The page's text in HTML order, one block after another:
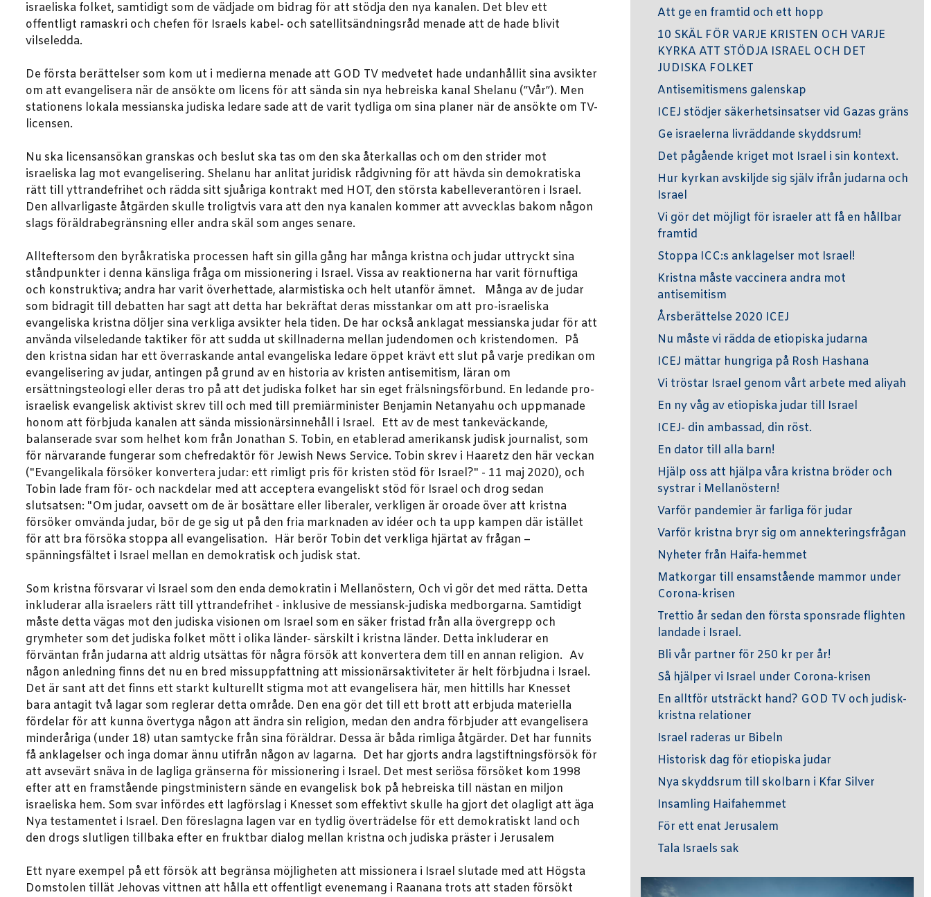
israeliska folket, samtidigt som de vädjade om bidrag för att stödja den nya kanalen. Det blev ett
offentligt ramaskri och chefen för Israels kabel- och satellitsändningsråd menade att de hade blivit
vilseledda.
De första berättelser som kom ut i medierna menade att GOD TV medvetet hade undanhållit sina avsikter
om att evangelisera när de ansökte om licens för att sända sin nya hebreiska kanal Shelanu (”Vår”). Men
stationens lokala messianska judiska ledare sade att de varit tydliga om sina planer när de ansökte om TV-
licensen.
Nu ska licensansökan granskas och beslut ska tas om den ska återkallas och om den strider mot
israeliska lag mot evangelisering. Shelanu har anlitat juridisk rådgivning för att hävda sin demokratiska
rätt till yttrandefrihet och rädda sitt sjuåriga kontrakt med HOT, den största kabelleverantören i Israel.
Den allvarligaste åtgärden skulle troligtvis vara att den nya kanalen kommer att avvecklas bakom någon
slags föräldrabegränsning eller andra skäl som anges senare.
Allteftersom den byråkratiska processen haft sin gilla gång har många kristna och judar uttryckt sina
ståndpunkter i denna känsliga fråga om missionering i Israel. Vissa av reaktionerna har varit förnuftiga
och konstruktiva; andra har varit överhettade, alarmistiska och helt utanför ämnet. Många av de judar
som bidragit till debatten har sagt att detta har bekräftat deras misstankar om att pro-israeliska
evangeliska kristna döljer sina verkliga avsikter hela tiden. De har också anklagat messianska judar för att
använda vilseledande taktiker för att sudda ut skillnaderna mellan judendomen och kristendomen. På
den kristna sidan har ett överraskande antal evangeliska ledare öppet krävt ett slut på varje predikan om
evangelisering av judar, antingen på grund av en historia av kristen antisemitism, läran om
ersättningsteologi eller deras tro på att det judiska folket har sin eget frälsningsförbund. En ledande pro-
israelisk evangelisk aktivist skrev till och med till premiärminister Benjamin Netanyahu och uppmanade
honom att förbjuda kanalen att sända missionärsinnehåll i Israel. Ett av de mest tankeväckande,
balanserade svar som helhet kom från Jonathan S. Tobin, en etablerad amerikansk judisk journalist, som
för närvarande fungerar som chefredaktör för Jewish News Service. Tobin skrev i Haaretz den här veckan
("Evangelikala försöker konvertera judar: ett rimligt pris för kristen stöd för Israel?" - 11 maj 2020), och
Tobin lade fram för- och nackdelar med att acceptera evangeliskt stöd för Israel och drog sedan
slutsatsen: "Om judar, oavsett om de är bosättare eller liberaler, verkligen är oroade över att kristna
försöker omvända judar, bör de ge sig ut på den fria marknaden av idéer och ta upp kampen där istället
för att bra försöka stoppa all evangelisation. Här berör Tobin det verkliga hjärtat av frågan –
spänningsfältet i Israel mellan en demokratisk och judisk stat.
Som kristna försvarar vi Israel som den enda demokratin i Mellanöstern, Och vi gör det med rätta. Detta
inkluderar alla israelers rätt till yttrandefrihet - inklusive de messiansk-judiska medborgarna. Samtidigt
måste detta vägas mot den judiska visionen om Israel som en säker fristad från alla övergrepp och
grymheter som det judiska folket mött i olika länder- särskilt i kristna länder. Detta inkluderar en
förväntan från judarna att aldrig utsättas för några försök att konvertera dem till en annan religion. Av
någon anledning finns det nu en bred missuppfattning att missionärsaktiviteter är helt förbjudna i Israel.
Det är sant att det finns ett starkt kulturellt stigma mot att evangelisera här, men hittills har Knesset
bara antagit två lagar som reglerar detta område. Den ena gör det till ett brott att erbjuda materiella
fördelar för att kunna övertyga någon att ändra sin religion, medan den andra förbjuder att evangelisera
minderåriga (under 18) utan samtycke från sina föräldrar. Dessa är båda rimliga åtgärder. Det har funnits
få anklagelser och inga domar ännu utifrån någon av lagarna. Det har gjorts andra lagstiftningsförsök för
att avsevärt snäva in de lagliga gränserna för missionering i Israel. Det mest seriösa försöket kom 1998
efter att en framstående pingstministern sände en evangelisk bok på hebreiska till nästan en miljon
israeliska hem. Som svar infördes ett lagförslag i Knesset som effektivt skulle ha gjort det olagligt att äga
Nya testamentet i Israel. Den föreslagna lagen var en tydlig överträdelse för ett demokratiskt land och
den drogs slutligen tillbaka efter en fruktbar dialog mellan kristna och judiska präster i Jerusalem
Ett nyare exempel på ett försök att begränsa möjligheten att missionera i Israel slutade med att Högsta
Domstolen tillät Jehovas vittnen att hålla ett offentligt evenemang i Raanana trots att staden försökt
Att ge en framtid och ett hopp
10 SKÄL FÖR VARJE KRISTEN OCH VARJE
KYRKA ATT STÖDJA ISRAEL OCH DET
JUDISKA FOLKET
Antisemitismens galenskap
ICEJ stödjer säkerhetsinsatser vid Gazas gräns
Ge israelerna livräddande skyddsrum!
Det pågående kriget mot Israel i sin kontext.
Hur kyrkan avskiljde sig själv ifrån judarna och
Israel
Vi gör det möjligt för israeler att få en hållbar
framtid
Stoppa ICC:s anklagelser mot Israel!
Kristna måste vaccinera andra mot
antisemitism
Årsberättelse 2020 ICEJ
Nu måste vi rädda de etiopiska judarna
ICEJ mättar hungriga på Rosh Hashana
Vi tröstar Israel genom vårt arbete med aliyah
En ny våg av etiopiska judar till Israel
ICEJ- din ambassad, din röst.
En dator till alla barn!
Hjälp oss att hjälpa våra kristna bröder och
systrar i Mellanöstern!
Varför pandemier är farliga för judar
Varför kristna bryr sig om annekteringsfrågan
Nyheter från Haifa-hemmet
Matkorgar till ensamstående mammor under
Corona-krisen
Trettio år sedan den första sponsrade flighten
landade i Israel.
Bli vår partner för 250 kr per år!
Så hjälper vi Israel under Corona-krisen
En alltför utsträckt hand? GOD TV och judisk-
kristna relationer
Israel raderas ur Bibeln
Historisk dag för etiopiska judar
Nya skyddsrum till skolbarn i Kfar Silver
Insamling Haifahemmet
För ett enat Jerusalem
Tala Israels sak